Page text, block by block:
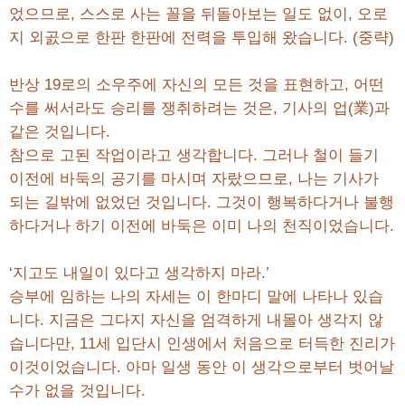
었으므로, 스스로 사는 꼴을 뒤돌아보는 일도 없이, 오로
지 외곬으로 한판 한판에 전력을 투입해 왔습니다. (중략)
반상 19로의 소우주에 자신의 모든 것을 표현하고, 어떤
수를 써서라도 승리를 쟁취하려는 것은, 기사의 업(業)과
같은 것입니다.
참으로 고된 작업이라고 생각합니다. 그러나 철이 들기
이전에 바둑의 공기를 마시며 자랐으므로, 나는 기사가
되는 길밖에 없었던 것입니다. 그것이 행복하다거나 불행
하다거나 하기 이전에 바둑은 이미 나의 천직이었습니다.
‘지고도 내일이 있다고 생각하지 마라.’
승부에 임하는 나의 자세는 이 한마디 말에 나타나 있습
니다. 지금은 그다지 자신을 엄격하게 내몰아 생각지 않
습니다만, 11세 입단시 인생에서 처음으로 터득한 진리가
이것이었습니다. 아마 일생 동안 이 생각으로부터 벗어날
수가 없을 것입니다.